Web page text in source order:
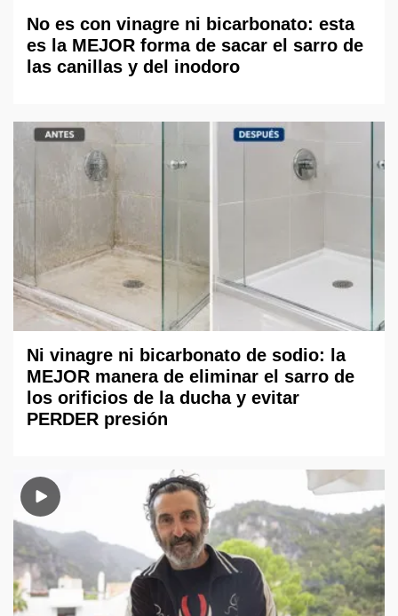
No es con vinagre ni bicarbonato: esta
es la MEJOR forma de sacar el sarro de
las canillas y del inodoro
Ni vinagre ni bicarbonato de sodio: la
MEJOR manera de eliminar el sarro de
los orificios de la ducha y evitar
PERDER presión